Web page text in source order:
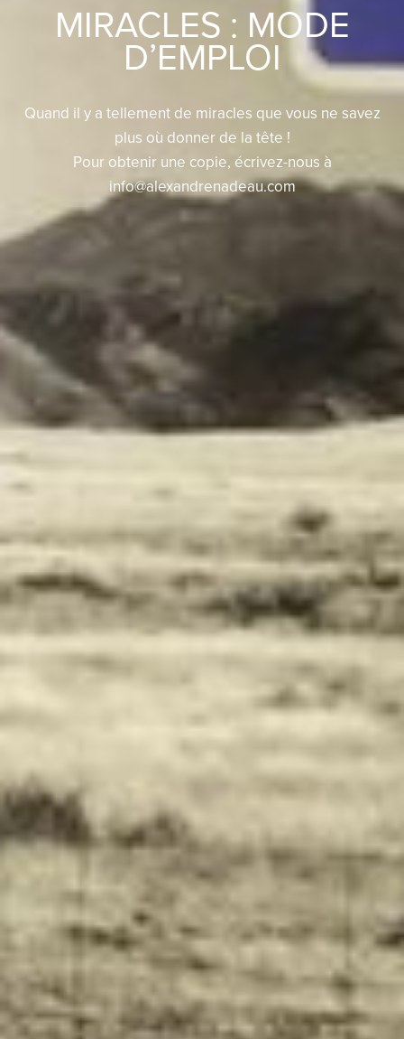
MIRACLES : MODE
D’EMPLOI
Quand il y a tellement de miracles que vous ne savez
plus où donner de la tête !
Pour obtenir une copie, écrivez-nous à
info@alexandrenadeau.com